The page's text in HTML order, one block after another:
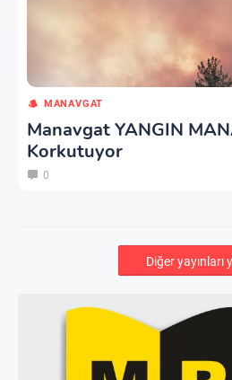
MANAVGAT
Manavgat YANGIN
Korkutuyor
0
Diğer yayınları